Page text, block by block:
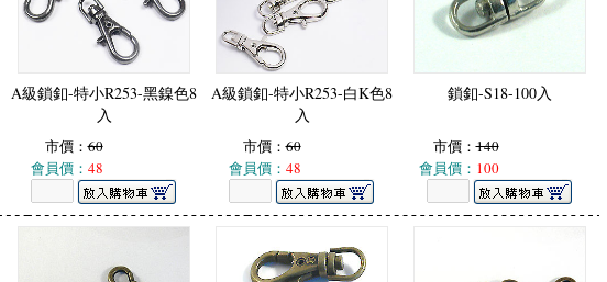
A級鎖釦-特小R253-黑鎳色8
入
市價：60
會員價： 48
A級鎖釦-特小R253-白K色8
入
市價：60
會員價： 48
鎖釦-S18-100入
市價：140
會員價： 100